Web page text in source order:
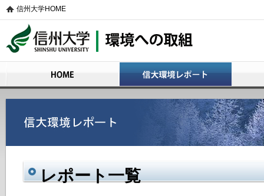
信州大学HOME
信州大学 環境への取組
レポート一覧